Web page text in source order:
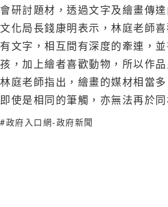
會研討題材，透過文字及繪畫傳
文化局長錢康明表示，林庭老師
有文字，相互間有深度的牽連，
孩，加上繪者喜歡動物，所以作
林庭老師指出，繪畫的媒材相當
即使是相同的筆觸，亦無法再於
#政府入口網-政府新聞